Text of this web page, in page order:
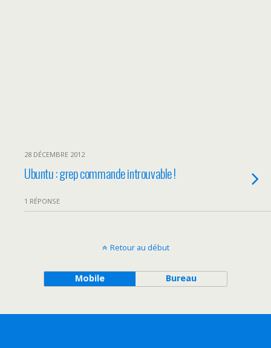
28 DÉCEMBRE 2012
Ubuntu : grep commande introuvable !
1 RÉPONSE
Retour au début
Mobile Bureau